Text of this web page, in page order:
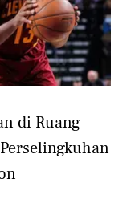
di Ruang